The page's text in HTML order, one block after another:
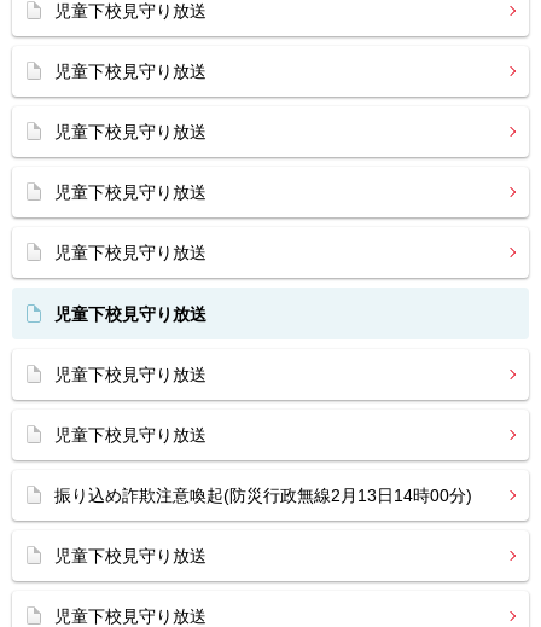
児童下校見守り放送
児童下校見守り放送
児童下校見守り放送
児童下校見守り放送
児童下校見守り放送
児童下校見守り放送
児童下校見守り放送
児童下校見守り放送
振り込め詐欺注意喚起(防災行政無線2月13日14時00分)
児童下校見守り放送
児童下校見守り放送